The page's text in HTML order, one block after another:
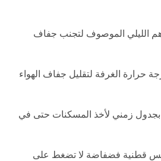
الليلي الموصوف لتجنب جفاف
حرارة الغرفة لتقليل جفاف الهواء
بجدول زمني لأخذ المسكنات حتى في
قطنية فضفاضة لا تضغط على